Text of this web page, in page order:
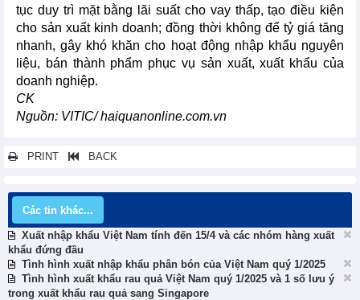
tục duy trì mặt bằng lãi suất cho vay thấp, tạo điều kiện
cho sản xuất kinh doanh; đồng thời không để tỷ giá tăng
nhanh, gây khó khăn cho hoạt động nhập khẩu nguyên
liệu, bán thành phẩm phục vụ sản xuất, xuất khẩu của
doanh nghiệp.
CK
Nguồn: VITIC/ haiquanonline.com.vn
PRINT BACK
Các tin khác...
Xuất nhập khẩu Việt Nam tính đến 15/4 và các nhóm hàng xuất
khẩu đứng đầu
Tình hình xuất nhập khẩu phân bón của Việt Nam quý 1/2025
Tình hình xuất khẩu rau quả Việt Nam quý 1/2025 và 1 số lưu ý
trong xuất khẩu rau quả sang Singapore